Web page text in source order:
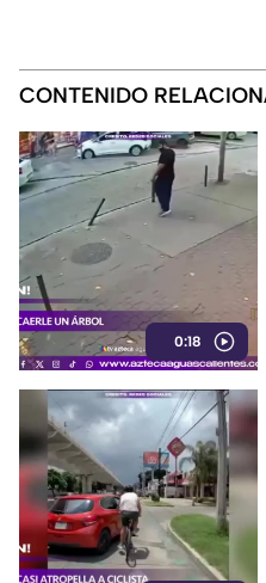
CONTENIDO
0:18